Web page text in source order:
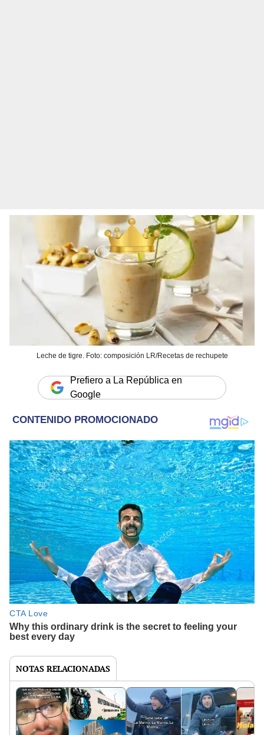
Leche de tigre. Foto: composición LR/Recetas de rechupete
Prefiero a La República en
Google
NOTAS RELACIONADAS